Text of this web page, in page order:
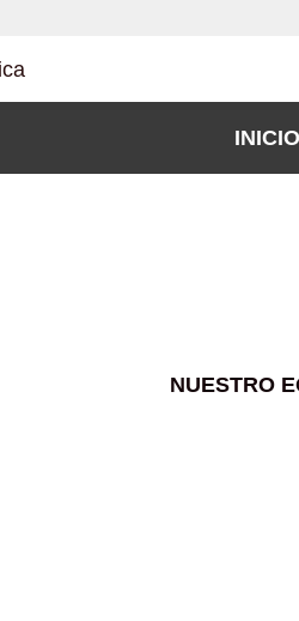
INICIO
NUESTRO